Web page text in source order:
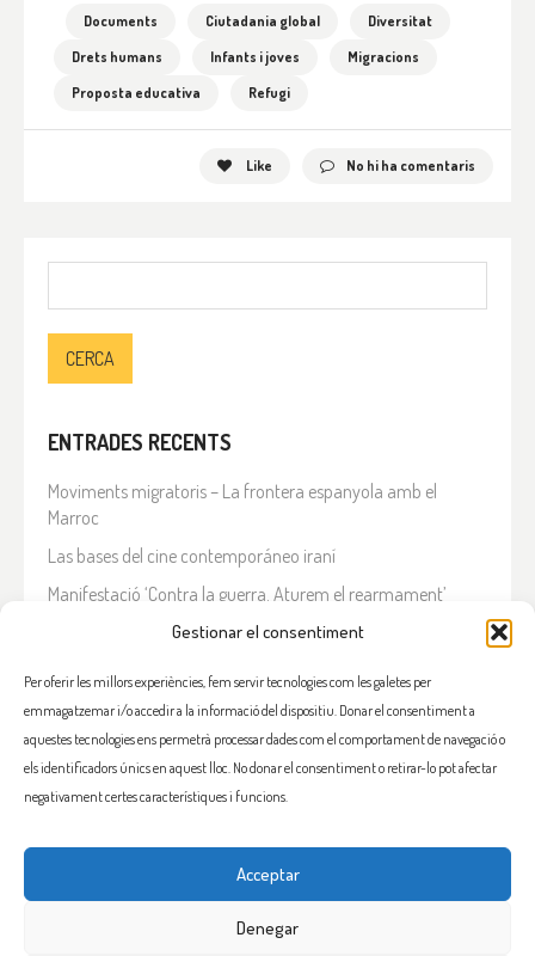
Gestionar el consentiment
Per oferir les millors experiències, fem servir tecnologies com les galetes per
emmagatzemar i/o accedir a la informació del dispositiu. Donar el consentiment a
aquestes tecnologies ens permetrà processar dades com el comportament de navegació o
els identificadors únics en aquest lloc. No donar el consentiment o retirar-lo pot afectar
negativament certes característiques i funcions.
Acceptar
Denegar
Documents Ciutadania global
Diversitat
Drets humans
Infants i joves
Migracions
Proposta educativa
Refugi
Like No hi ha comentaris
ENTRADES RECENTS
Moviments migratoris – La frontera espanyola amb el
Marroc
Las bases del cine contemporáneo iraní
Manifestació ‘Contra la guerra. Aturem el rearmament’
En solidaritat amb el Líban
Què està passant a l’Iran?
COMENTARIS RECENTS